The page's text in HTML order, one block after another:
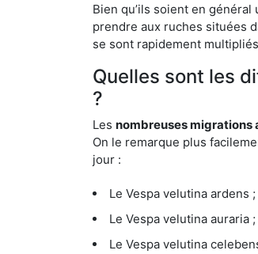
Bien qu’ils soient en
prendre aux ruches situées
se sont rapidement
Quelles sont les
?
Les nombreuses migrations
On le remarque plus
jour :
Le Vespa velutina ardens ;
Le Vespa velutina auraria ;
Le Vespa velutina